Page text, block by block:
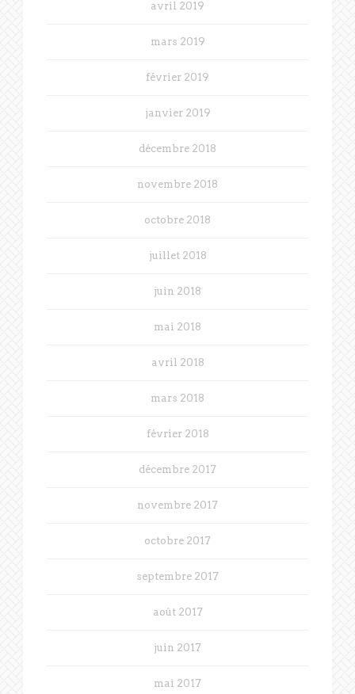
avril 2019
mars 2019
février 2019
janvier 2019
décembre 2018
novembre 2018
octobre 2018
juillet 2018
juin 2018
mai 2018
avril 2018
mars 2018
février 2018
décembre 2017
novembre 2017
octobre 2017
septembre 2017
août 2017
juin 2017
mai 2017